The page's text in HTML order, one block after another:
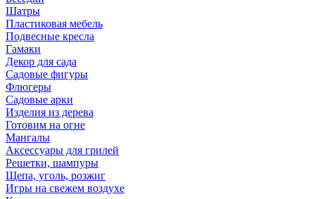
Шатры
Пластиковая мебель
Подвесные кресла
Гамаки
Декор для сада
Садовые фигуры
Флюгеры
Садовые арки
Изделия из дерева
Готовим на огне
Мангалы
Аксессуары для грилей
Решетки, шампуры
Щепа, уголь, розжиг
Игры на свежем воздухе